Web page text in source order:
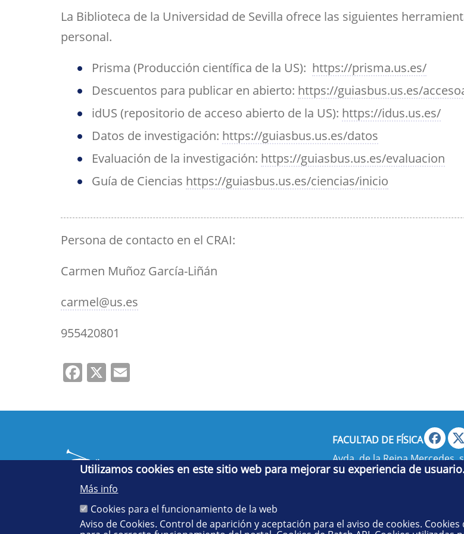
Directorio por plantas
Tu Facultad
Trabajos fin de estudiosbiblioteca para el apoyo a
investigadoresDevolución del 70%
Suplemento Europeo al
Título
Impresos
Sala de
La Biblioteca de la Universidad de Sevilla ofrece las siguientes
personal.
Prisma (Producción científica de la US): https://prisma.us.es/
Descuentos para publicar en abierto: https://guiasbus.us.es/
idUS (repositorio de acceso abierto de la US): https://idus.us.es/
Datos de investigación: https://guiasbus.us.es/datos
Evaluación de la investigación: https://guiasbus.us.es/evaluacion
Guía de Ciencias https://guiasbus.us.es/ciencias/inicio
Persona de contacto en el CRAI:
Carmen Muñoz García-Liñán
carmel@us.es
955420801
Facebook
X
Cinco siglos
FACULTAD DE FÍSICA
Avda. de la Reina Mercedes,
administradorfisica@us.es-
Utilizamos cookies en este sitio web para mejorar su experiencia de
Más info
Cookies para el funcionamiento de la web
Aviso de Cookies. Control de aparición y aceptación para el aviso de cookies.